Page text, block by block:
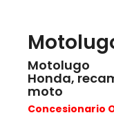
Motolugo
Honda,
moto
Concesionario